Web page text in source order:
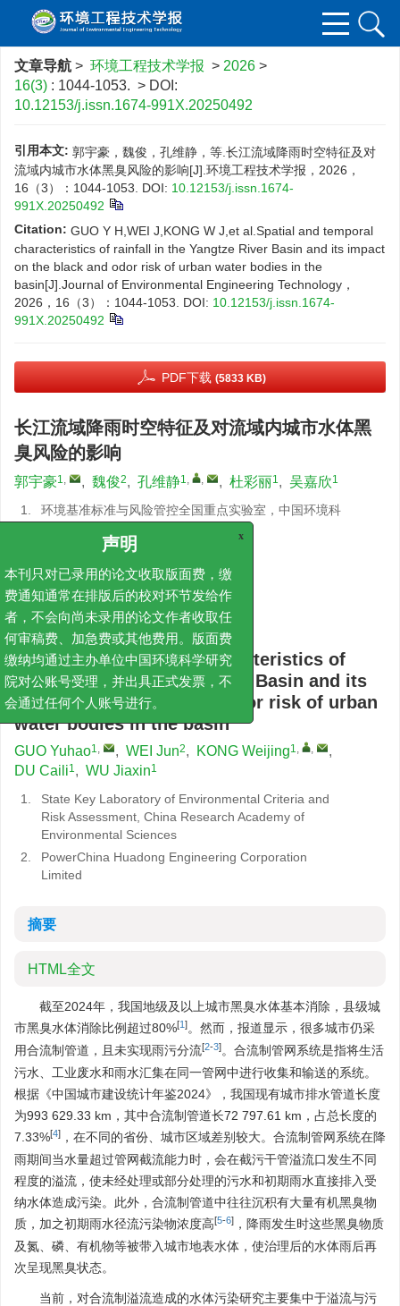
文章导航 > 环境工程技术学报 > 2026 >
16(3) : 1044-1053. > DOI:
10.12153/j.issn.1674-991X.20250492
引用本文: 郭宇豪，魏俊，孔维静，等.长江流域降雨时空特征及对
流域内城市水体黑臭风险的影响[J].环境工程技术学报，2026，
16（3）：1044-1053.
DOI: 10.12153/j.issn.1674-
991X.20250492
Citation: GUO Y H,WEI J,KONG W J,et al.Spatial and temporal
characteristics of rainfall in the Yangtze River Basin and its impact
on the black and odor risk of urban water bodies in the
basin[J].Journal of Environmental Engineering Technology，
2026，16（3）：1044-1053.
DOI: 10.12153/j.issn.1674-
991X.20250492
PDF下载 (5833 KB)
长江流域降雨时空特征及对流域内城市水体黑
臭风险的影响
郭宇豪1, , 魏俊2, 孔维静1, , , 杜彩丽1, 吴嘉欣1
1.
环境基准标准与风险管控全国重点实验室，中国环境科
中国电建集团华东勘测设计研究院
基金项目:
国家重点研发计划项目 2023YFC3207501
详细信息
Spatial and temporal characteristics of
rainfall in the Yangtze River Basin and its
impact on the black and odor risk of urban
water bodies in the basin
GUO Yuhao1, , WEI Jun2, KONG Weijing1, ,
,
DU Caili1, WU Jiaxin1
1.
State Key Laboratory of Environmental Criteria and
Risk Assessment, China Research Academy of
Environmental Sciences
2.
PowerChina Huadong Engineering Corporation
Limited
摘要
HTML全文
截至2024年，我国地级及以上城市黑臭水体基本消除，县级城
市黑臭水体消除比例超过80%[1]。然而，报道显示，很多城市仍采
用合流制管道，且未实现雨污分流[2-3]。合流制管网系统是指将生活
污水、工业废水和雨水汇集在同一管网中进行收集和输送的系统。
根据《中国城市建设统计年鉴2024》，我国现有城市排水管道长度
为993 629.33 km，其中合流制管道长72 797.61 km，占总长度的
7.33%[4] ，在不同的省份、城市区域差别较大。合流制管网系统在降
雨期间当水量超过管网截流能力时，会在截污干管溢流口发生不同
程度的溢流，使未经处理或部分处理的污水和初期雨水直接排入受
纳水体造成污染。此外，合流制管道中往往沉积有大量有机黑臭物
质，加之初期雨水径流污染物浓度高[5-6] ，降雨发生时这些黑臭物质
及氮、磷、有机物等被带入城市地表水体，使治理后的水体雨后再
次呈现黑臭状态。
当前，对合流制溢流造成的水体污染研究主要集中于溢流与污
声明
本刊只对已录用的论文收取版面费，缴
费通知通常在排版后的校对环节发给作
者，不会向尚未录用的论文作者收取任
何审稿费、加急费或其他费用。版面费
缴纳均通过主办单位中国环境科学研究
院对公账号受理，并出具正式发票，不